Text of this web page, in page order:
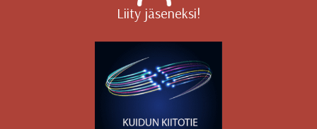
Liity jäseneksi!